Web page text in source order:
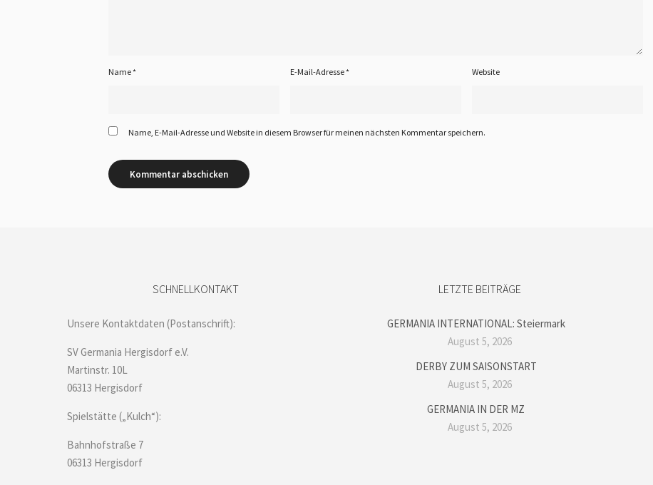
Name* E-Mail-Adresse* Website
Name, E-Mail-Adresse und Website in diesem Browser für meinen nächsten Kommentar speichern.
SCHNELLKONTAKT
Unsere Kontaktdaten (Postanschrift):
SV Germania Hergisdorf e.V.
Martinstr. 10L
06313 Hergisdorf
Spielstätte („Kulch“):
Bahnhofstraße 7
06313 Hergisdorf
LETZTE BEITRÄGE
GERMANIA INTERNATIONAL: Steiermark
August 5, 2026
DERBY ZUM SAISONSTART
August 5, 2026
GERMANIA IN DER MZ
August 5, 2026